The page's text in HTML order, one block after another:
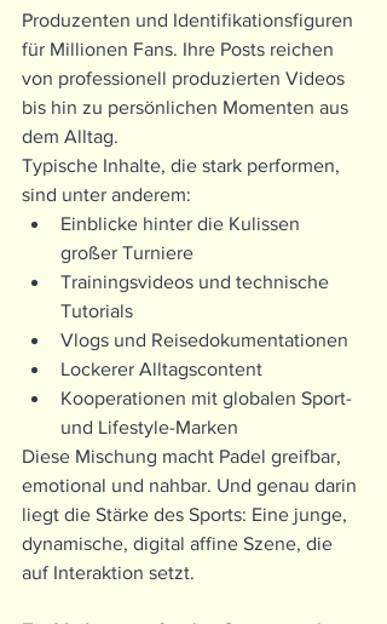
Produzenten und Identifikationsfiguren
für Millionen Fans. Ihre Posts reichen
von professionell produzierten Videos
bis hin zu persönlichen Momenten aus
dem Alltag.
Typische Inhalte, die stark performen,
sind unter anderem:
Einblicke hinter die Kulissen
großer Turniere
Trainingsvideos und technische
Tutorials
Vlogs und Reisedokumentationen
Lockerer Alltagscontent
Kooperationen mit globalen Sport-
und Lifestyle-Marken
Diese Mischung macht Padel greifbar,
emotional und nahbar. Und genau darin
liegt die Stärke des Sports: Eine junge,
dynamische, digital affine Szene, die
auf Interaktion setzt.